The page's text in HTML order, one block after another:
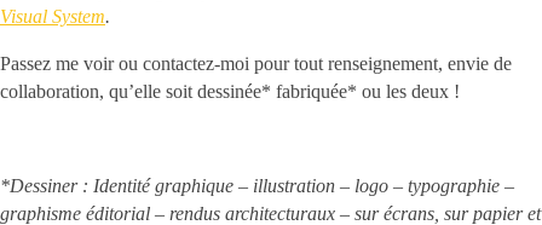
Visual System.
Passez me voir ou contactez-moi pour tout renseignement, envie de
collaboration, qu’elle soit dessinée* fabriquée* ou les deux !
*Dessiner : Identité graphique – illustration – logo – typographie –
graphisme éditorial – rendus architecturaux – sur écrans, sur papier et